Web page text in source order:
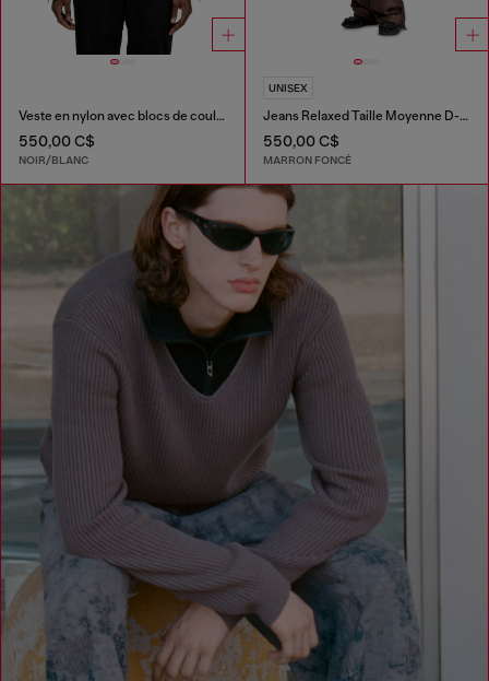
Veste en nylon avec blocs de couleur et détails de passepoil
550,00 C$
NOIR/BLANC
UNISEX
Jeans Relaxed Taille Moyenne D-Roder
550,00 C$
MARRON FONCÉ